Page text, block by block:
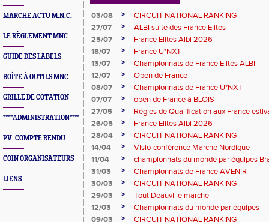
MARCHE ACTU M.N.C.
LE RÈGLEMENT MNC
GUIDE DES LABELS
BOÎTE À OUTILS MNC
GRILLE DE COTATION
****ADMINISTRATION****
PV. COMPTE RENDU
COIN ORGANISATEURS
LIENS
03/08 >
CIRCUIT NATIONAL RANKING
27/07
>
ALBI suite des France Elites
25/07
>
France Elites Albi 2026
18/07
>
France U*NXT
13/07
>
Championnats de France Elites ALBI
12/07
>
Open de France
08/07
>
Championnats de France U*NXT
07/07
>
open de France à BLOIS
27/05
>
Règles de Qualification aux France
26/05
>
France Elites Albi 2026
28/04
>
CIRCUIT NATIONAL RANKING
14/04
>
Visio-conférence Marche Nordique
11/04
>
championnats du monde par équipes
31/03
>
Championnats de France AVENIR
30/03
>
CIRCUIT NATIONAL RANKING
29/03
>
Tout Deauville marche
12/03
>
Championnats du monde par équipes
09/03
>
CIRCUIT NATIONAL RANKING